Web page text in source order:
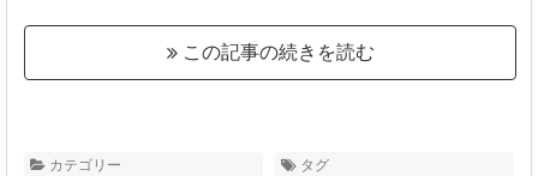
この記事の続きを読む
カテゴリー タグ